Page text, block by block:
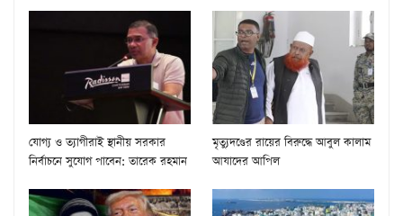
যোগ্য ও ত্যাগীরাই স্থানীয় সরকার
নির্বাচনে সুযোগ পাবেন: তারেক রহমান
মৃত্যুদণ্ডের রায়ের বিরুদ্ধে আবুল কালাম
আযাদের আপিল